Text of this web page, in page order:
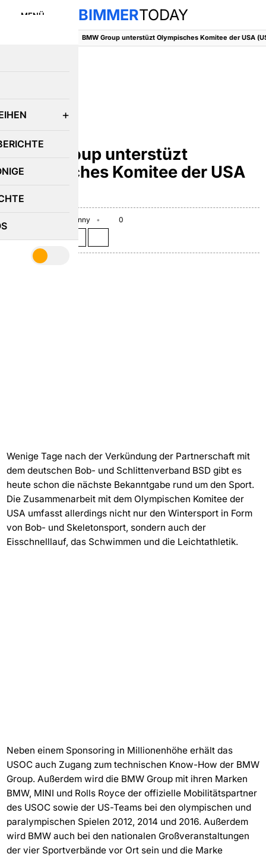
MENÜ BIMMERTODAY
BMW Group unterstüzt Olympisches Komitee der USA
BMW Group unterstüzt
Olympisches Komitee der USA
(USOC)
Benny
0
Wenige Tage nach der Verkündung der Partnerschaft mit
dem deutschen Bob- und Schlittenverband BSD gibt es
heute schon die nächste Bekanntgabe rund um den Sport.
Die Zusammenarbeit mit dem Olympischen Komitee der
USA umfasst allerdings nicht nur den Wintersport in Form
von Bob- und Skeletonsport, sondern auch der
Eisschnelllauf, das Schwimmen und die Leichtathletik.
Neben einem Sponsoring in Millionenhöhe erhält das
USOC auch Zugang zum technischen Know-How der BMW
Group. Außerdem wird die BMW Group mit ihren Marken
BMW, MINI und Rolls Royce der offizielle Mobilitätspartner
des USOC sowie der US-Teams bei den olympischen und
paralympischen Spielen 2012, 2014 und 2016. Außerdem
wird BMW auch bei den nationalen Großveranstaltungen
der vier Sportverbände vor Ort sein und die Marke